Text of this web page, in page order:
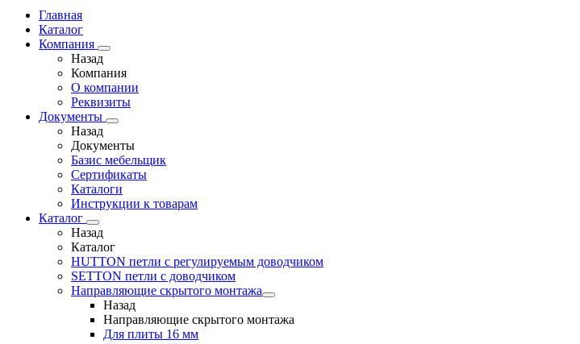
Главная
Каталог
Компания
Назад
Компания
О компании
Реквизиты
Документы
Назад
Документы
Базис мебельщик
Сертификаты
Каталоги
Инструкции к товарам
Каталог
Назад
Каталог
HUTTON петли с регулируемым доводчиком
SETTON петли с доводчиком
Направляющие скрытого монтажа
Назад
Направляющие скрытого монтажа
Для плиты 16 мм